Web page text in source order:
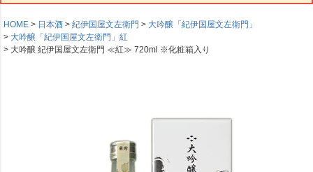
HOME 日本酒 紀伊国屋文左衛門
大吟醸「紀伊国屋文左衛門」
大吟醸「紀伊国屋文左衛門」紅
大吟醸 紀伊国屋文左衛門 ≪紅≫ 720ml ※化粧箱入り